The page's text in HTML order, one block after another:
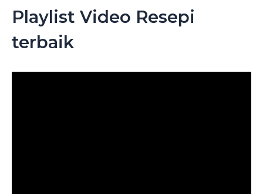
r
c
f
Playlist Video Resepi
terbaik